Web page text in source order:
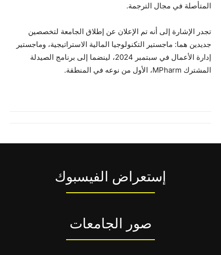
المتأصلة في مجال الترجمة.
تجدر الإشارة إلى أنه تم الإعلان عن إطلاق الجامعة لتخصصين
جديدين هما: ماجستير التكنولوجيا المالية الاستراتيجية، وماجستير
إدارة الأعمال في سبتمبر 2024، لينضما إلى برنامج الصيدلة
المشترك MPharm، الأول من نوعه في المنطقة.
إستعراض الفيسبوك
صور الجامعات